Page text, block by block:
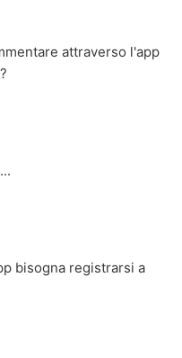
attraverso l'app
bisogna registrarsi a